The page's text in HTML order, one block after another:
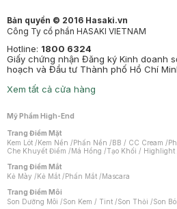
Bản quyền © 2016 Hasaki.vn
Công Ty cổ phần HASAKI VIETNAM
Hotline: 1800 6324
Giấy chứng nhận Đăng ký Kinh doanh
hoạch và Đầu tư Thành phố Hồ Chí
Xem tất cả cửa hàng
Mỹ Phẩm High-End
Trang Điểm Mặt
Kem Lót /Kem Nền /Phấn Nền /BB / CC Cream /
Che Khuyết Điểm /Má Hồng /Tạo Khối / Highlight
Trang Điểm Mắt
Kẻ Mày /Kẻ Mắt /Phấn Mắt /Mascara
Trang Điểm Môi
Son Dưỡng Môi /Son Kem / Tint /Son Thỏi /Son